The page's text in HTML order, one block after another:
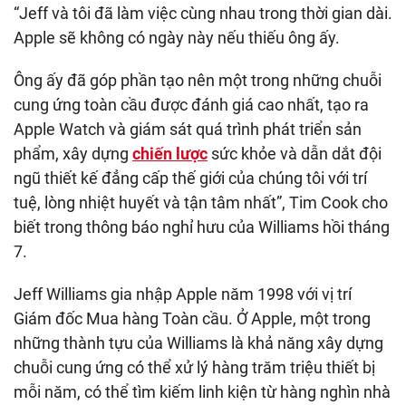
“Jeff và tôi đã làm việc cùng nhau trong thời gian dài.
Apple sẽ không có ngày này nếu thiếu ông ấy.
Ông ấy đã góp phần tạo nên một trong những chuỗi
cung ứng toàn cầu được đánh giá cao nhất, tạo ra
Apple Watch và giám sát quá trình phát triển sản
phẩm, xây dựng chiến lược sức khỏe và dẫn dắt đội
ngũ thiết kế đẳng cấp thế giới của chúng tôi với trí
tuệ, lòng nhiệt huyết và tận tâm nhất”, Tim Cook cho
biết trong thông báo nghỉ hưu của Williams hồi tháng
7.
Jeff Williams gia nhập Apple năm 1998 với vị trí
Giám đốc Mua hàng Toàn cầu. Ở Apple, một trong
những thành tựu của Williams là khả năng xây dựng
chuỗi cung ứng có thể xử lý hàng trăm triệu thiết bị
mỗi năm, có thể tìm kiếm linh kiện từ hàng nghìn nhà